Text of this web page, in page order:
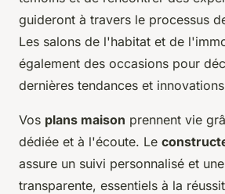
guideront à travers le processus
Les salons de l'habitat et de
également des occasions pour
dernières tendances et
Vos plans maison prennent vie
dédiée et à l'écoute. Le
assure un suivi personnalisé et
transparente, essentiels à la